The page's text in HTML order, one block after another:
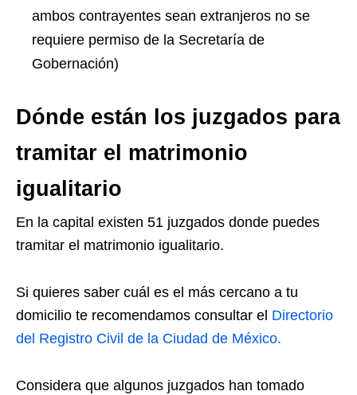
ambos contrayentes sean extranjeros no se
requiere permiso de la Secretaría de
Gobernación)
Dónde están los juzgados para
tramitar el matrimonio
igualitario
En la capital existen 51 juzgados donde puedes
tramitar el matrimonio igualitario.
Si quieres saber cuál es el más cercano a tu
domicilio te recomendamos consultar el Directorio
del Registro Civil de la Ciudad de México.
Considera que algunos juzgados han tomado